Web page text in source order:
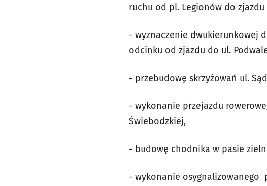
ruchu od pl. Legionów do
- wyznaczenie dwukierunkowej
odcinku od zjazdu do ul.
- przebudowę skrzyżowań ul.
- wykonanie przejazdu
Świebodzkiej,
- budowę chodnika w pasie
- wykonanie